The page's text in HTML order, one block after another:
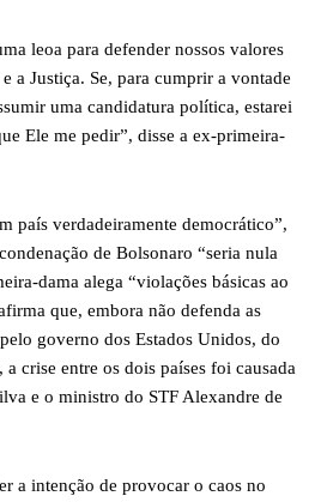
leoa para defender nossos valores
a Justiça. Se, para cumprir a vontade
uma candidatura política, estarei
Ele me pedir”, disse a ex-primeira-
país verdadeiramente democrático”,
de Bolsonaro “seria nula
dama alega “violações básicas ao
que, embora não defenda as
governo dos Estados Unidos, do
crise entre os dois países foi causada
e o ministro do STF Alexandre de
a intenção de provocar o caos no